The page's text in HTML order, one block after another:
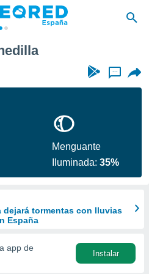
...
Menguante
Iluminada:35%
dejará tormentas con lluvias
España
app de
Instalar